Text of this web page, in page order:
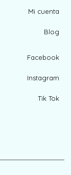
Mi cuenta
Blog
Facebook
Instagram
Tik Tok